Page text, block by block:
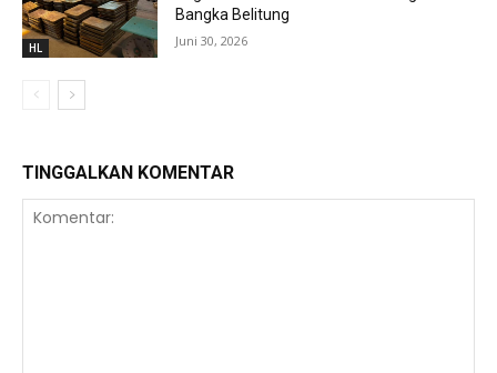
HL
Bangka Belitung
Juni 30, 2026
TINGGALKAN KOMENTAR